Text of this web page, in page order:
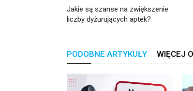
Jakie są szanse na zwiększenie
liczby dyżurujących aptek?
PODOBNE ARTYKUŁY WIĘCEJ